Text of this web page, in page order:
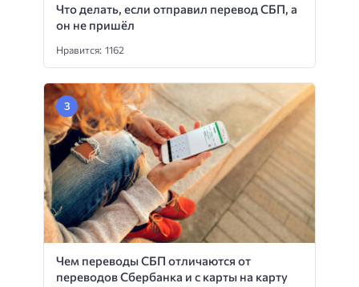
Что делать, если отправил перевод СБП, а
он не пришёл
Нравится: 1162
Чем переводы СБП отличаются от
переводов Сбербанка и с карты на карту